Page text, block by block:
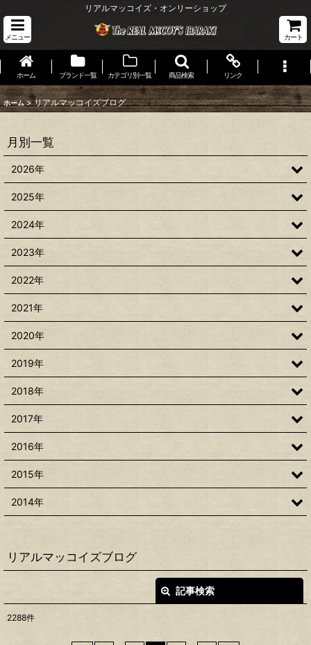
リアルマッコイズ・オンリーショップ
メニュー カート
ホーム ブランド一覧 カテゴリ別一覧 商品検索 リンク
ホーム > リアルマッコイズブログ
リアルマッコイズブログ
記事検索
2288件
月別一覧
2026年
2025年
2024年
2023年
2022年
2021年
2020年
2019年
2018年
2017年
2016年
2015年
2014年